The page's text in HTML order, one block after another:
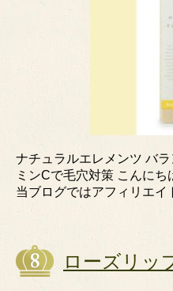
ナチュラルエレメンツ バ
ミンCで毛穴対策 こんにち
当ブログではアフィリエイ
ローズリッ